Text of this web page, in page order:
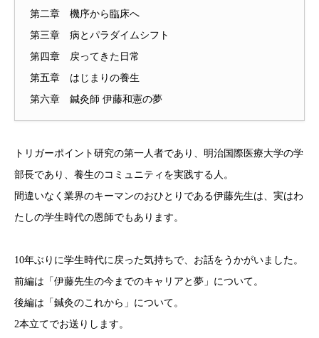
第二章 機序から臨床へ
第三章 病とパラダイムシフト
第四章 戻ってきた日常
第五章 はじまりの養生
第六章 鍼灸師 伊藤和憲の夢
トリガーポイント研究の第一人者であり、明治国際医療大学の学
部長であり、養生のコミュニティを実践する人。
間違いなく業界のキーマンのおひとりである伊藤先生は、実はわ
たしの学生時代の恩師でもあります。
10年ぶりに学生時代に戻った気持ちで、お話をうかがいました。
前編は「伊藤先生の今までのキャリアと夢」について。
後編は「鍼灸のこれから」について。
2本立てでお送りします。